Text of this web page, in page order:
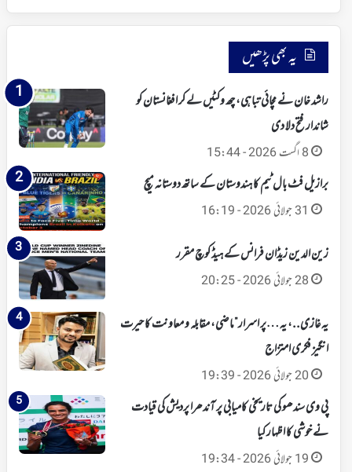
یہ بھی پڑھیں
راشد خان نے مچائی تباہی، چھ وکٹیں لے کر افغانستان کو
شاندار فتح دلا دی
8 اگست 2026 - 15:44
برازیل فٹ بال ٹیم کا ہندوستان کے ساتھ دوستانہ میچ
31 جولائی 2026 - 16:19
زین الدین زیڈان فرانس کے ہیڈ کوچ مقرر
28 جولائی 2026 - 20:25
یہ غازی..، یہ …پر اسرار”ماضی، مقابلہ و معاونت کا حیرت
انگیز فکری امتزاج
20 جولائی 2026 - 19:39
پی وی سندھو کی تاریخی کامیابی پر آندھرا پردیش کی قیادت
نے خوشی کا اظہار کیا
19 جولائی 2026 - 19:34